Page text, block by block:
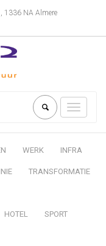
1336 NA Almere
Toggle
WERK INFRA
TRANSFORMATIE
HOTEL SPORT